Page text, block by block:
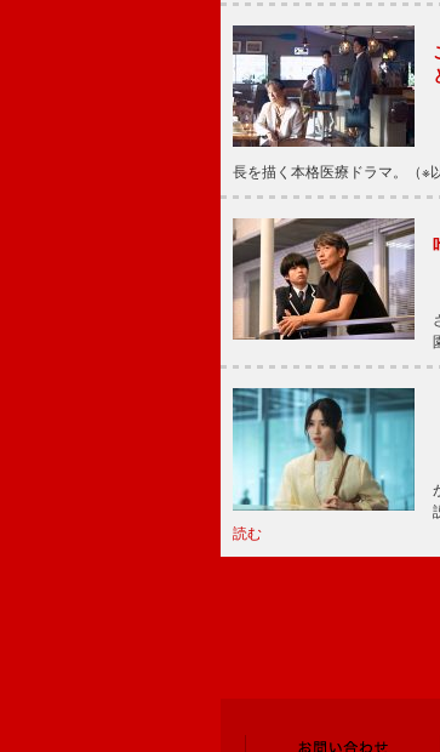
長を描く本格医療ドラマ。（
読む